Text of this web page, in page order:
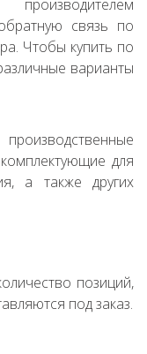
связь по
Чтобы купить по
варианты
для
а также других
позиций,
под заказ.